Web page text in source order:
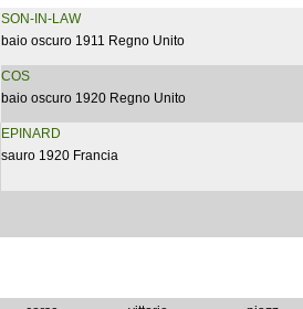
SON-IN-LAW
baio oscuro 1911 Regno Unito
COS
baio oscuro 1920 Regno Unito
EPINARD
sauro 1920 Francia